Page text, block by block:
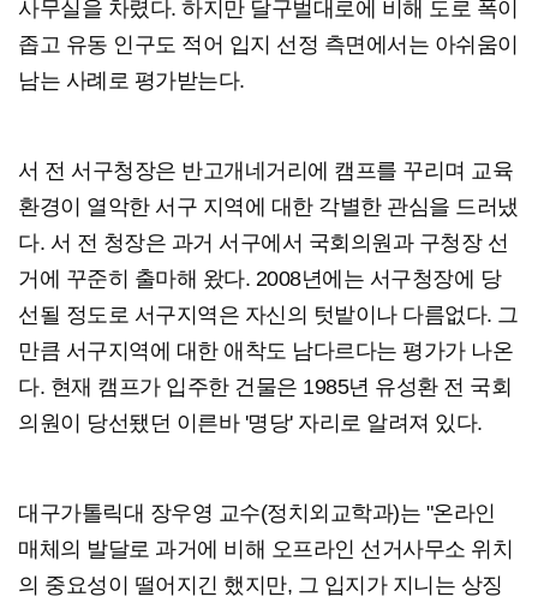
사무실을 차렸다. 하지만 달구벌대로에 비해 도로 폭이
좁고 유동 인구도 적어 입지 선정 측면에서는 아쉬움이
남는 사례로 평가받는다.
서 전 서구청장은 반고개네거리에 캠프를 꾸리며 교육
환경이 열악한 서구 지역에 대한 각별한 관심을 드러냈
다. 서 전 청장은 과거 서구에서 국회의원과 구청장 선
거에 꾸준히 출마해 왔다. 2008년에는 서구청장에 당
선될 정도로 서구지역은 자신의 텃밭이나 다름없다. 그
만큼 서구지역에 대한 애착도 남다르다는 평가가 나온
다. 현재 캠프가 입주한 건물은 1985년 유성환 전 국회
의원이 당선됐던 이른바 '명당' 자리로 알려져 있다.
대구가톨릭대 장우영 교수(정치외교학과)는 "온라인
매체의 발달로 과거에 비해 오프라인 선거사무소 위치
의 중요성이 떨어지긴 했지만, 그 입지가 지니는 상징